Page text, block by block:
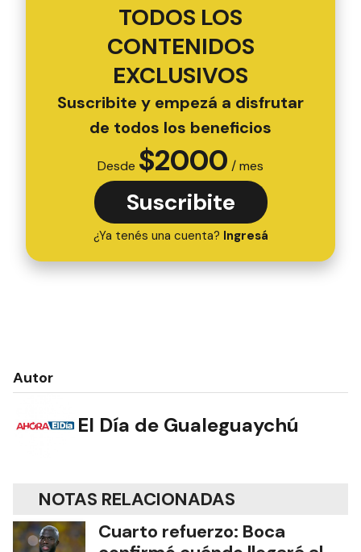
TODOS LOS
CONTENIDOS
EXCLUSIVOS
Suscribite y empezá a disfrutar
de todos los beneficios
Desde $2000 / mes
Suscribite
¿Ya tenés una cuenta? Ingresá
Autor
El Día de Gualeguaychú
NOTAS RELACIONADAS
Cuarto refuerzo: Boca